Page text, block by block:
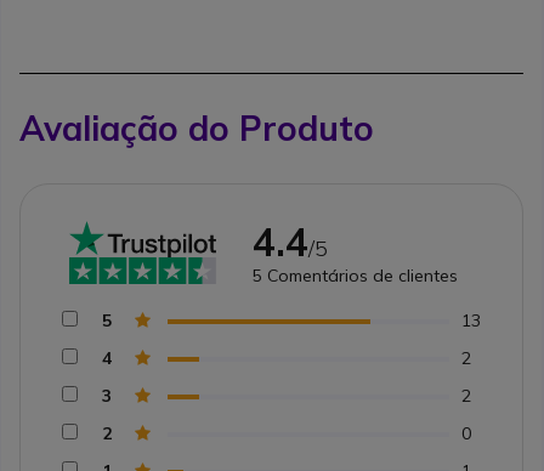
Avaliação do Produto
4.4/5
5 Comentários de clientes
5
13
4
2
3
2
2
0